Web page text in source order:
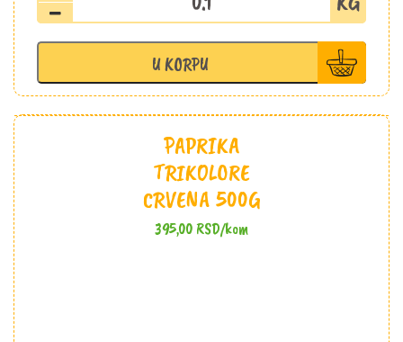
crveni
U KORPU
PAPRIKA
TRIKOLORE
CRVENA 500G
395,00RSD/kom